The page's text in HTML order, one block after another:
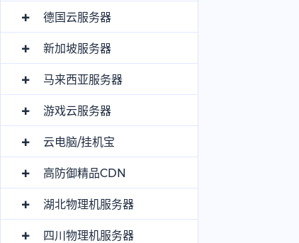
德国云服务器
新加坡服务器
马来西亚服务器
游戏云服务器
云电脑/挂机宝
高防御精品CDN
湖北物理机服务器
四川物理机服务器